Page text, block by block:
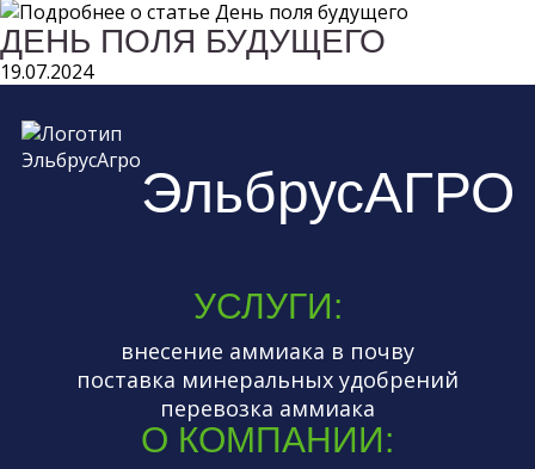
ДЕНЬ ПОЛЯ БУДУЩЕГО
19.07.2024
ЭльбрусАГРО
УСЛУГИ:
внесение аммиака в почву
поставка минеральных удобрений
перевозка аммиака
О КОМПАНИИ: